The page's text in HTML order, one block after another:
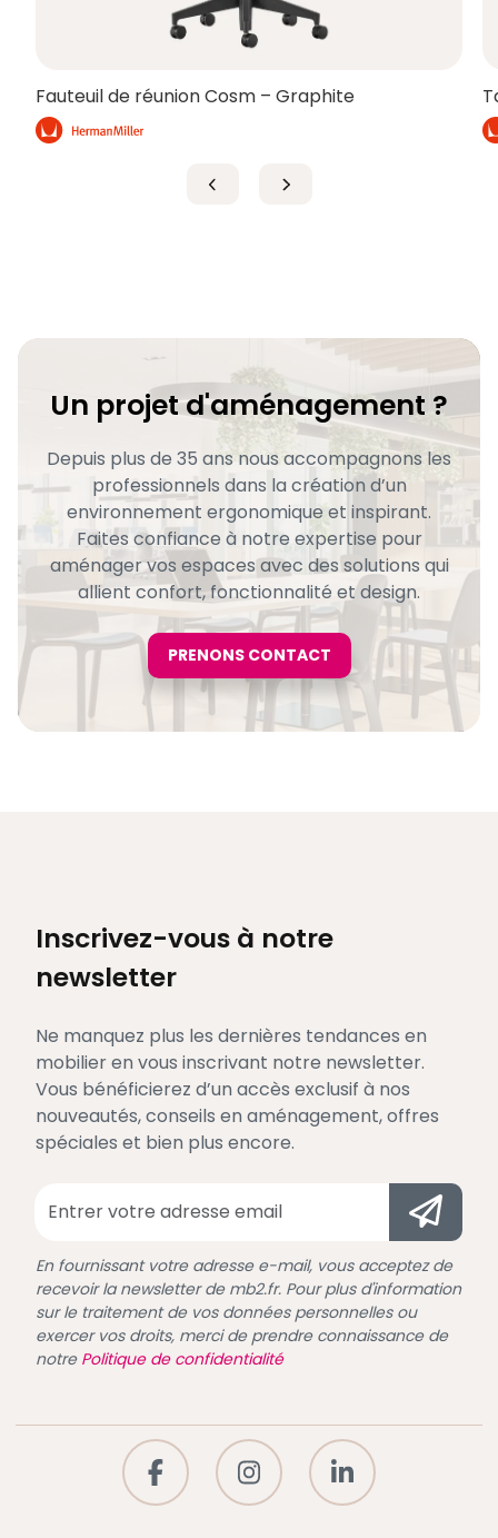
Fauteuil de réunion Cosm – Graphite
Un projet d'aménagement ?
Depuis plus de 35 ans nous accompagnons les
professionnels dans la création d’un
environnement ergonomique et inspirant.
Faites confiance à notre expertise pour
aménager vos espaces avec des solutions qui
allient confort, fonctionnalité et design.
PRENONS CONTACT
Inscrivez-vous à notre
newsletter
Ne manquez plus les dernières tendances en
mobilier en vous inscrivant notre newsletter.
Vous bénéficierez d’un accès exclusif à nos
nouveautés, conseils en aménagement, offres
spéciales et bien plus encore.
En fournissant votre adresse e-mail, vous acceptez de
recevoir la newsletter de mb2.fr. Pour plus d'information
sur le traitement de vos données personnelles ou
exercer vos droits, merci de prendre connaissance de
notre Politique de confidentialité